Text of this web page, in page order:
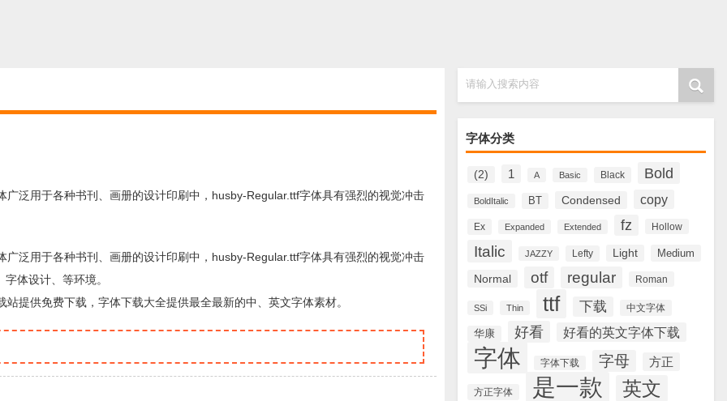
请输入搜索内容
字体分类
(2) 1 A Basic Black Bold
BoldItalic BT Condensed copy
Ex Expanded Extended fz Hollow
Italic JAZZY Lefty Light Medium
Normal otf regular Roman
SSi Thin ttf 下载 中文字体
华康 好看 好看的英文字体下载
字体 字体下载 字母 方正
方正字体 是一款 英文
泛用于各种书刊、画册的设计印刷中，husby-Regular.ttf字体具有强烈的视觉冲击
泛用于各种书刊、画册的设计印刷中，husby-Regular.ttf字体具有强烈的视觉冲击
体设计、等环境。
提供免费下载，字体下载大全提供最全最新的中、英文字体素材。